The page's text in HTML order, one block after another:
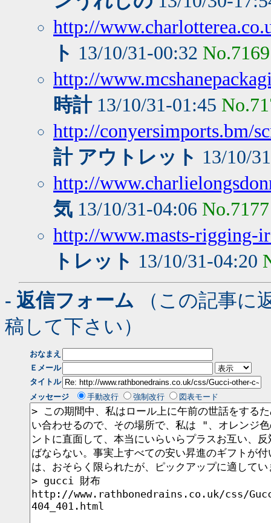
http://
ト 13/10/31-00:32 No.7169
http://
時計13/10/31-01:45
http://conyersimports.bm/
計 アウトレット 13/10/
http://
気 13/10/31-04:06 No.7177
http://www.masts-rigging-
トレット 13/10/31-04:20
- 返信フォーム （この記事に
稿して下さい）
おなまえ
Ｅメール
タイトル
メッセージ
手動改行 強制改行 図表モード